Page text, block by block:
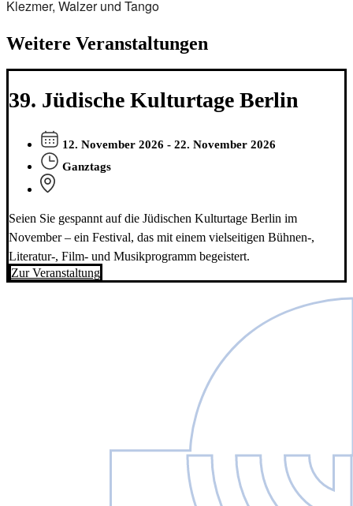
Klezmer, Walzer und Tango
Weitere Veranstaltungen
39. Jüdische Kulturtage Berlin
12. November 2026 - 22. November 2026
Ganztags
Seien Sie gespannt auf die Jüdischen Kulturtage Berlin im
November – ein Festival, das mit einem vielseitigen Bühnen-,
Literatur-, Film- und Musikprogramm begeistert.
Zur Veranstaltung